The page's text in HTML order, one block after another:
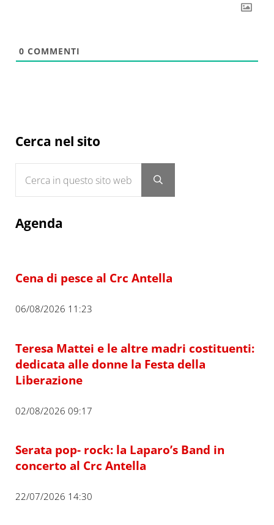
0 COMMENTI
Sidebar
Cerca nel sito
Submit search
Agenda
Cena di pesce al Crc Antella
06/08/2026 11:23
Teresa Mattei e le altre madri costituenti:
dedicata alle donne la Festa della
Liberazione
02/08/2026 09:17
Serata pop- rock: la Laparo’s Band in
concerto al Crc Antella
22/07/2026 14:30